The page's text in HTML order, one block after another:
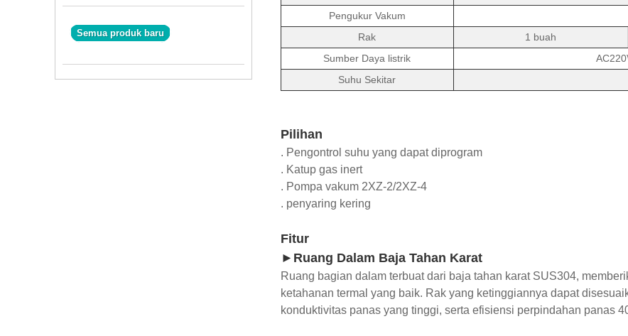
Semua produk baru
Pengukur Vakum
Rak
1 buah
Sumber Daya listrik
Suhu Sekitar
Pilihan
. Pengontrol suhu yang dapat diprogram
. Katup gas inert
. Pompa vakum 2XZ-2/2XZ-4
. penyaring kering
Fitur
►Ruang Dalam Baja Tahan Karat
Ruang bagian dalam terbuat dari baja tahan karat SUS304,
ketahanan termal yang baik. Rak yang ketinggiannya dapat
konduktivitas panas yang tinggi, serta efisiensi perpindahan panas